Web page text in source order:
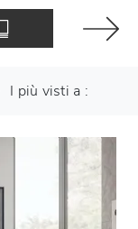
I più visti a :